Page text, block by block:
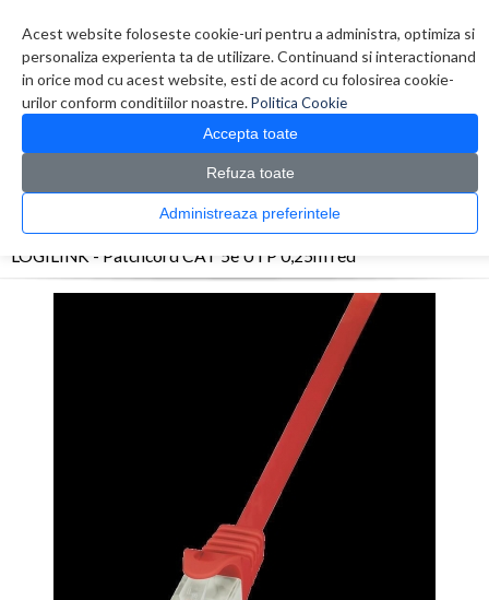
Acest website foloseste cookie-uri pentru a administra, optimiza si
personaliza experienta ta de utilizare. Continuand si interactionand
in orice mod cu acest website, esti de acord cu folosirea cookie-
urilor conform conditiilor noastre.Politica Cookie
Accepta toate
Refuza toate
Administreaza preferintele
0 produs(e)
CATALOG PRODUSE
> Cabluri > LOGILINK - Patchcord CAT 5e UTP 0,25m red
LOGILINK - Patchcord CAT 5e UTP 0,25m red